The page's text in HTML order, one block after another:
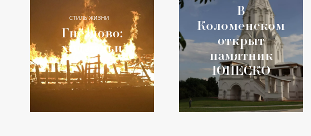
СТИЛЬ ЖИЗНИ
Гнёздово:
ход ладьи
В
Коломенском
открыт
памятник
ЮНЕСКО